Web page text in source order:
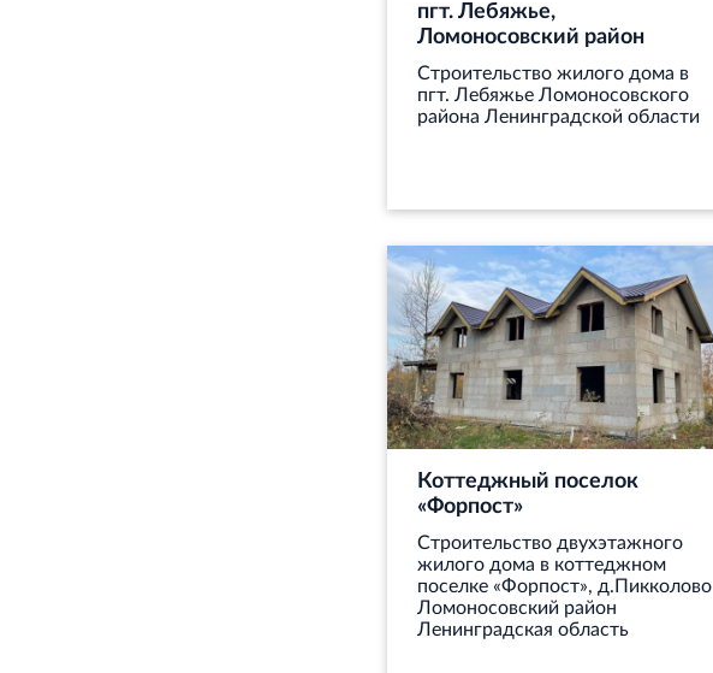
пгт. Лебяжье,
Ломоносовский район
Строительство жилого дома в
пгт. Лебяжье Ломоносовского
района Ленинградской области
Коттеджный поселок
«Форпост»
Строительство двухэтажного
жилого дома в коттеджном
поселке «Форпост», д.Пикколово
Ломоносовский район
Ленинградская область